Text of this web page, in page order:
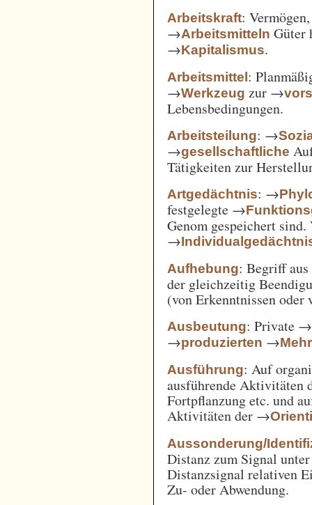
Arbeitskraft:
→Arbeitsmitteln Güter
→Kapitalismus.
Arbeitsmittel:
→Werkzeug zur →
Lebensbedingungen.
Arbeitsteilung: →
→gesellschaftliche
Tätigkeiten zur
Artgedächtnis: →
festgelegte →
Genom gespeichert sind.
→
Aufhebung: Begriff
der gleichzeitig
(von Erkenntnissen
Ausbeutung: Private →
→produzierten →
Ausführung: Auf
ausführende Aktivitäten
Fortpflanzung etc. und
Aktivitäten der →
Aussonderung/
Distanz zum Signal
Distanzsignal relativen
Zu- oder Abwendung.